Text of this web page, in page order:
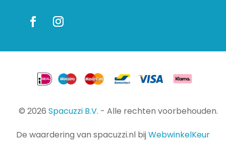
© 2026 Spacuzzi B.V. - Alle rechten voorbehouden.
De waardering van spacuzzi.nl bijWebwinkelKeur